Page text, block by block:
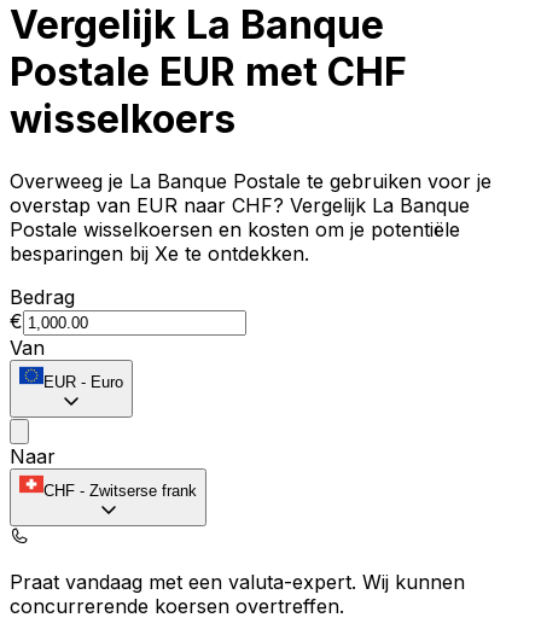
Vergelijk La Banque
Postale EUR met CHF
wisselkoers
Overweeg je La Banque Postale te gebruiken voor je
overstap van EUR naar CHF? Vergelijk La Banque
Postale wisselkoersen en kosten om je potentiële
besparingen bij Xe te ontdekken.
Bedrag
€
Van
EUR - Euro
Naar
CHF - Zwitserse frank
Praat vandaag met een valuta-expert. Wij kunnen
concurrerende koersen overtreffen.